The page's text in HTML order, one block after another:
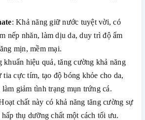
: Khả năng giữ nước tuyệt vời, có
nếp nhăn, làm dịu da, duy trì độ ẩm
mịn, mềm mại.
khuẩn hiệu quả, tăng cường khả năng
tia cực tím, tạo độ bóng khỏe cho da,
giảm tình trạng mụn trứng cá.
chất này có khả năng tăng cường sự
thụ dưỡng chất một cách tối ưu.